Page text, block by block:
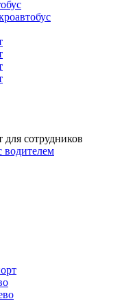
сотрудников
водителем